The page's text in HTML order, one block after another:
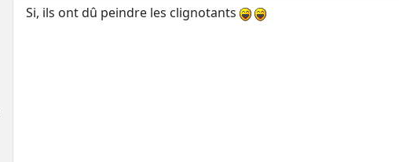
Si, ils ont dû peindre les clignotants